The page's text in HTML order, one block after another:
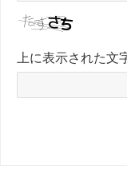
上に表示された文